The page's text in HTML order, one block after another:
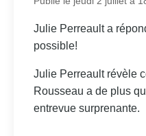
Julie Perreault a
possible!
Julie Perreault révèle
Rousseau a de plus
entrevue surprenante.